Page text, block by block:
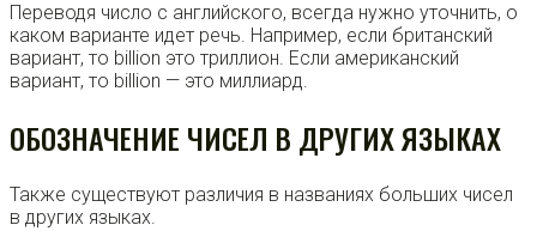
Переводя число с английского, всегда нужно уточнить, о
каком варианте идет речь. Например, если британский
вариант, то billion это триллион. Если американский
вариант, то billion — это миллиард.
ОБОЗНАЧЕНИЕ ЧИСЕЛ В ДРУГИХ ЯЗЫКАХ
Также существуют различия в названиях больших чисел
в других языках.